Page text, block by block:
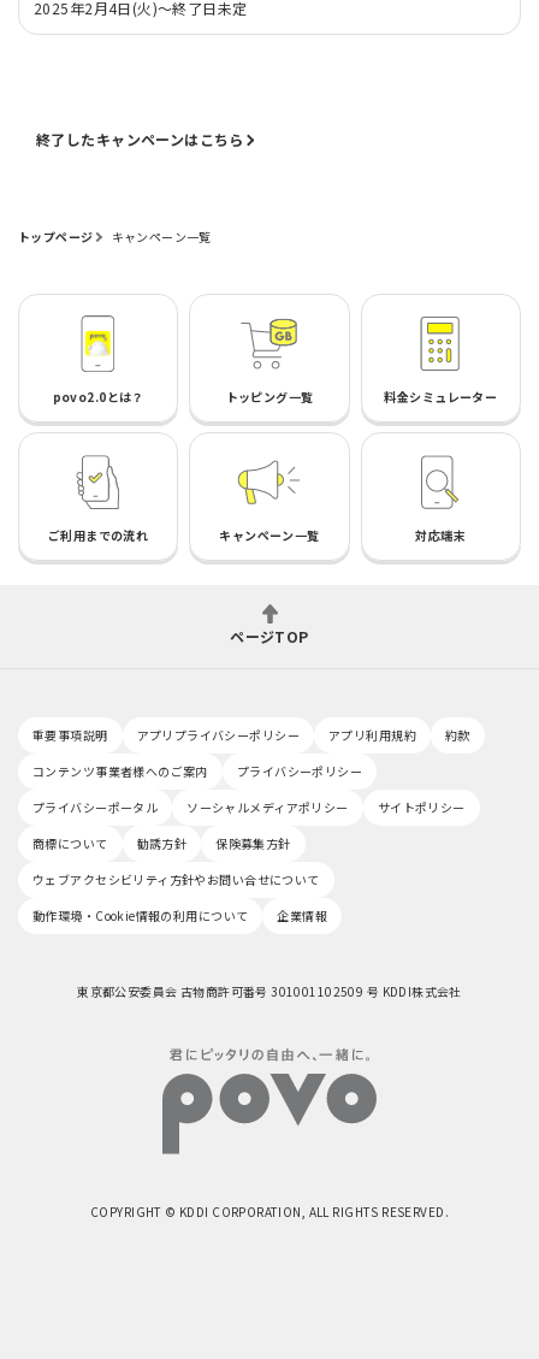
2025年2月4日(火)～終了日未定
終了したキャンペーンはこちら
トップページ キャンペーン一覧
povo2.0とは？ トッピング一覧 料金シミュレーター
ご利用までの流れ キャンペーン一覧 対応端末
ページTOP
重要事項説明 アプリプライバシーポリシー アプリ利用規約
約款
コンテンツ事業者様へのご案内
プライバシーポリシー
プライバシーポータル
ソーシャルメディアポリシー
サイトポリシー
商標について
勧誘方針
保険募集方針
ウェブアクセシビリティ方針やお問い合せについて
動作環境・Cookie情報の利用について
企業情報
東京都公安委員会 古物商許可番号 301001102509 号 KDDI株式会社
COPYRIGHT © KDDI CORPORATION, ALL RIGHTS RESERVED.